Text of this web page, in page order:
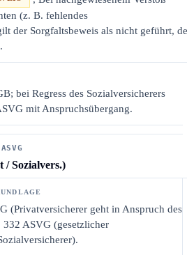
(z. B. fehlendes
der Sorgfaltsbeweis als nicht geführt,
bei Regress des Sozialversicherers
mit Anspruchsübergang.
/ Sozialvers.)
(Privatversicherer geht in Anspruch des
ASVG (gesetzlicher